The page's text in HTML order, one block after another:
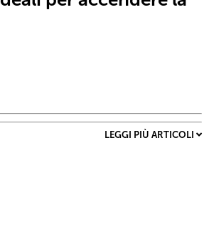
LEGGI PIÙ ARTICOLI